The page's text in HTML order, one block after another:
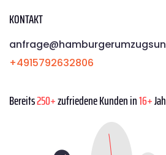
KONTAKT
+4915792632806
Bereits250+zufriedene Kunden in16+